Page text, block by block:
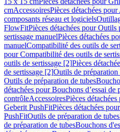
cmAccessoiresPièces détachées
composants réseau et logiciels
FlowFitPièces détachées pour
sertissage manuelPièces détachées
manuelCompatibilité des outils de
pour Compatibilité des outils de
outils de sertissage [2]Pièces
de sertissage [2]Outils de préparation
Outils de préparation de tubes
détachées pour Bouchons d’essai de
contrôleAccessoiresPièces
Geberit PushFitPièces détachées
PushFitOutils de préparation de tubes
de préparation de tubesBouchons